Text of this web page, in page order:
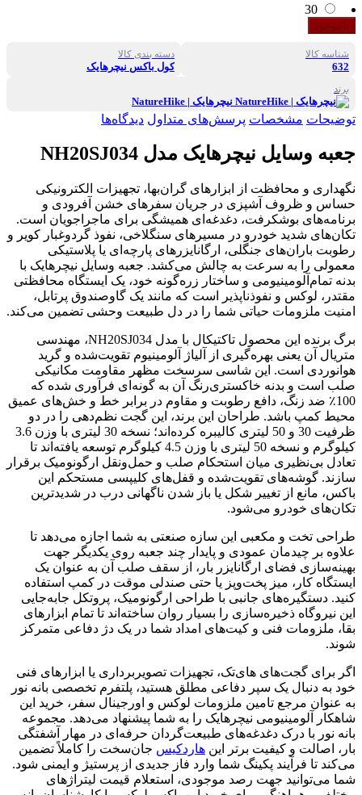
30
ناموجود
شناسه کالا
632
دسته بندی کالا
کول باکس نیچرهایک
برند
نیچرهایک | NatureHike
توضیحات مشخصات پرسش‌های متداول دیدگاه‌ها
جعبه وسایل نیچرهایک مدل NH20SJ034
نگهداری و محافظت از ابزارهای گران‌بها، تجهیزات الکترونیکی
حساس و ظروف آشپزی در جریان سفرهای خشن آفرودی و
برنامه‌های بوشکرفت، دغدغه‌ای همیشگی برای ماجراجویان است.
تکان‌های شدید خودرو در مسیرهای سنگلاخی، نفوذ گردوغبار کویر و
رطوبت باران‌های جنگلی، ارگانایزرهای پارچه‌ای یا پلاستیکی
معمولی را به سرعت به چالش می‌کشد. جعبه وسایل نیچرهایک با
بدنه تمام‌آلومینیومی و ساختار زره‌گونه خود، یک ایستگاه محافظتی
مقتدر، لوکس و نفوذناپذیر است که مانند یک گاوصندوق پرتابل،
امنیت ملزومات حیاتی شما را در دل طبیعت وحشی تضمین می‌کند.
برگ برنده این محصول تاکتیکال با مدل NH20SJ034، مهندسی
متریال آن یعنی بهره‌گیری از آلیاژ آلومینیوم تقویت‌شده و گرید
هوانوردی است. این شاسی سرسخت مظهر مقاومت مکانیکی
صلب است و بدنه خاکستری‌رنگ آن به گونه‌ای فرآوری شده که
100٪ ضد زنگ، دافع رطوبت و مقاوم در برابر خط‌ و خش‌های عمیق
محیط کمپ باشد. طراحان این برند، این گجت نظم‌دهی را در دو
ظرفیت 30 و 50 لیتری کالیبره کرده‌اند؛ نسخه 30 لیتری با وزن 3.6
کیلوگرم و نسخه 50 لیتری با وزن 4.5 کیلوگرم توسعه یافته‌اند تا
تعادل بی‌نظیری میان استحکام صلب و حمل‌ونقل ارگونومیک برقرار
سازند. گوشه‌های تقویت‌شده و قفل‌های کلیپسی مستحکم این
باکس، مانع از تغییر شکل یا باز شدن ناگهانی درب در شدیدترین
تکان‌های خودرو می‌شود.
طراحی تخت و مکعبی این سازه صنعتی به شما اجازه می‌دهد تا
علاوه بر چیدمان عمودی و پایدار چند جعبه روی یکدیگر جهت
بهینه‌سازی فضای ارگانایزر بار، از سقف صلب آن به عنوان یک
ایستگاه کار، میز پخت‌وپز یا حتی صندلی موقت در کمپ استفاده
کنید. دستگیره‌های جانبی با طراحی ارگونومیک، پروتکل جابه‌جایی
این نیروگاه ذخیره‌سازی را بسیار روان ساخته‌اند تا تمام ابزارهای
بقا، ملزومات فنی و کیت‌های امداد شما در یک دژ دفاعی متمرکز
شوند.
اگر برای گجت‌های های‌تک، تجهیزات تصویربرداری یا ابزارهای فنی
خود به دنبال یک سپر دفاعی مطلق هستید، پلتفرم تخصصی بانه نور
به عنوان مرجع تامین ملزومات لوکس و اورجینال سفر، خرید این
شاهکار آلومینیومی نیچرهایک را به شما پیشنهاد می‌دهد. مجموعه
بانه نور با درک دغدغه‌های طبیعت‌گردان حرفه‌ای در مهار آشفتگی
بار، اصالت و کیفیت برتر این هاردکیس جان‌سخت را کاملاً تضمین
می‌کند تا فرآیند پکینگ شما وارد فاز جدیدی از پرستیژ و ایمنی شود.
شما می‌توانید جهت رصد موجودی، استعلام قیمت لیتراژهای